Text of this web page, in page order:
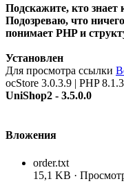
Подскажите, кто знает
Подозреваю, что
понимает PHP и
Установлен
Для просмотра ссылки
ocStore 3.0.3.9 | PHP
UniShop2 - 3.5.0.0
Вложения
order.txt
15,1 KB ·